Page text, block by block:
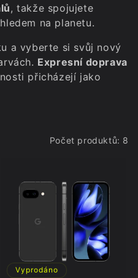
, takže spojujete
na planetu.
a vyberte si svůj nový
Expresní doprava
přicházejí jako
Počet produktů: 8
Vyprodáno